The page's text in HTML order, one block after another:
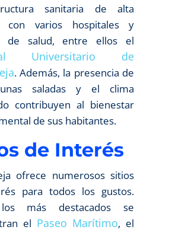
sanitaria de alta
con varios hospitales y
de salud, entre ellos el
Universitario de
. Además, la presencia de
saladas y el clima
contribuyen al bienestar
de sus habitantes.
de Interés
ofrece numerosos sitios
para todos los gustos.
más destacados se
el Paseo Marítimo, el